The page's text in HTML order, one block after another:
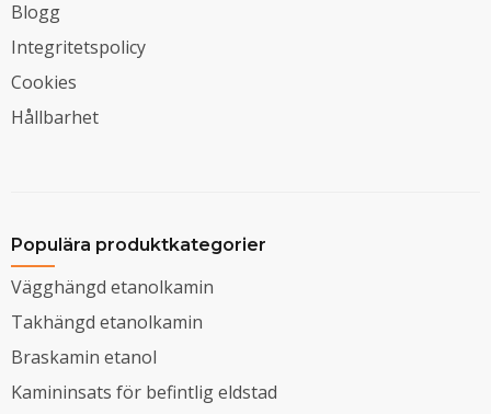
Blogg
Integritetspolicy
Cookies
Hållbarhet
Populära produktkategorier
Vägghängd etanolkamin
Takhängd etanolkamin
Braskamin etanol
Kamininsats för befintlig eldstad